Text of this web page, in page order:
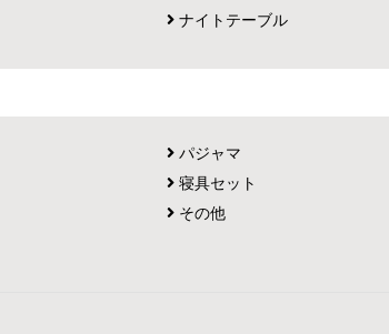
ナイトテーブル
パジャマ
寝具セット
その他